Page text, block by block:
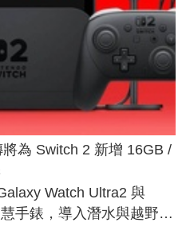
為 Switch 2 新增 16GB /
Watch Ultra2 與
手錶，導入潛水與越野跑